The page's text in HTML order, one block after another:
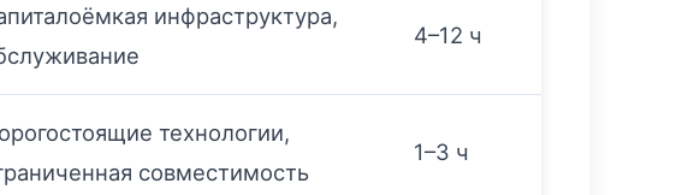
инфраструктура,
4–12 ч
технологии,
совместимость
1–3 ч